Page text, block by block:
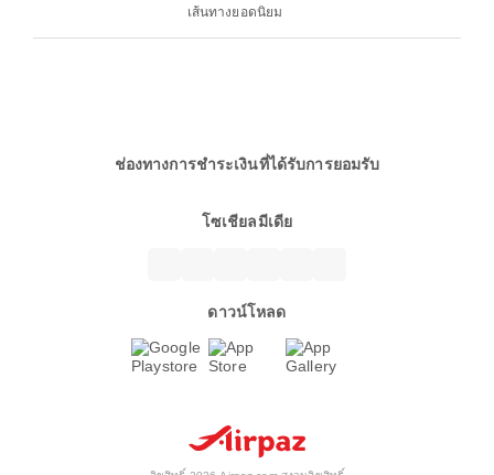
เส้นทางยอดนิยม
ช่องทางการชำระเงินที่ได้รับการยอมรับ
โซเชียลมีเดีย
ดาวน์โหลด